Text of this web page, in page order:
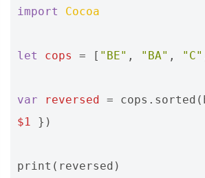
import Cocoa
let cops = [ "BE" , "BA" , "C"
var reversed = cops . sorted (
$1
})
print ( reversed )